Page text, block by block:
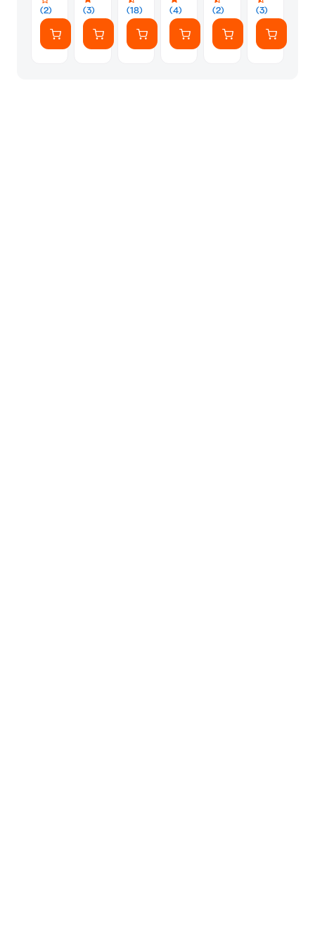
(2) (3) (18) (4) (2) (3)